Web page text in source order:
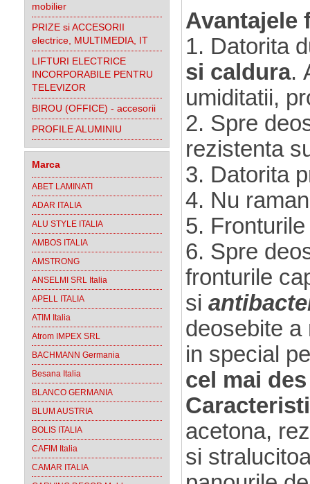
mobilier
PRIZE si ACCESORII
electrice, MULTIMEDIA, IT
LIFTURI ELECTRICE
INCORPORABILE PENTRU
TELEVIZOR
BIROU (OFFICE) - accesorii
PROFILE ALUMINIU
Marca
ABET LAMINATI
ADAR ITALIA
ALU STYLE ITALIA
AMBOS ITALIA
AMSTRONG
ANSELMI SRL Italia
APELL ITALIA
ATIM Italia
Atrom IMPEX SRL
BACHMANN Germania
Besana Italia
BLANCO GERMANIA
BLUM AUSTRIA
BOLIS ITALIA
CAFIM Italia
CAMAR ITALIA
Avantajele
1. Datorita
si caldura.
umiditatii,
2. Spre
rezistenta
3. Datorita
4. Nu
5.
6. Spre
fronturile
si
deosebite
in special
cel mai
acetona,
si